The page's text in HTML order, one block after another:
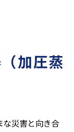
加圧蒸
な災害と向き合